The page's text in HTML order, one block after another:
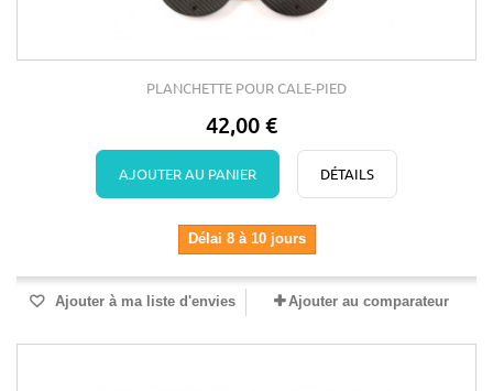
PLANCHETTE POUR CALE-PIED
42,00 €
AJOUTER AU PANIER DÉTAILS
Délai 8 à 10 jours
Ajouter à ma liste d'envies Ajouter au comparateur